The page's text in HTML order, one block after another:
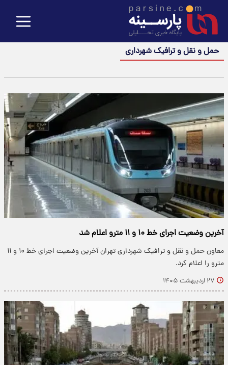
حمل و نقل و ترافیک شهرداری
آخرین وضعیت اجرای خط ۱۰ و ۱۱ مترو اعلام شد
معاون حمل و نقل و ترافیک شهرداری تهران آخرین وضعیت اجرای خط ۱۰ و ۱۱
مترو را اعلام کرد.
۲۷ اردیبهشت ۱۴۰۵